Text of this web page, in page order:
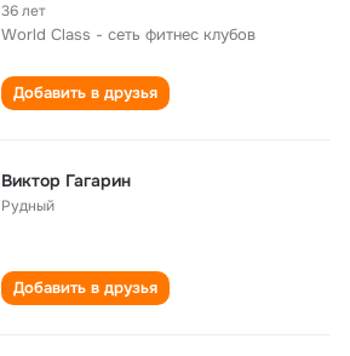
36 лет
World Class - сеть фитнес клубов
Добавить в друзья
Виктор Гагарин
Рудный
Добавить в друзья